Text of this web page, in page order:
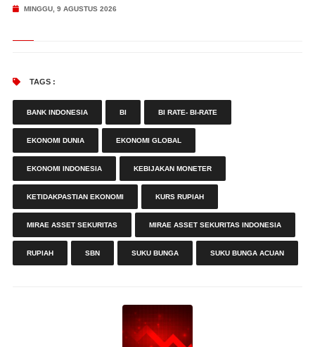
MINGGU, 9 AGUSTUS 2026
TAGS :
BANK INDONESIA BI BI RATE- BI-RATE
EKONOMI DUNIA EKONOMI GLOBAL
EKONOMI INDONESIA KEBIJAKAN MONETER
KETIDAKPASTIAN EKONOMI KURS RUPIAH
MIRAE ASSET SEKURITAS MIRAE ASSET SEKURITAS INDONESIA
RUPIAH SBN SUKU BUNGA SUKU BUNGA ACUAN